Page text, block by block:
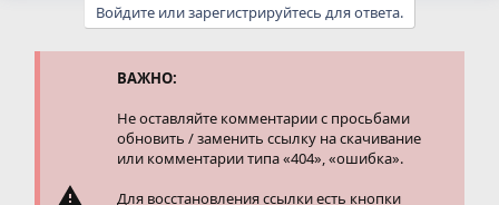
Войдите или зарегистрируйтесь для ответа.
ВАЖНО:
Не оставляйте комментарии с просьбами
обновить / заменить ссылку на скачивание
или комментарии типа «404», «ошибка».
Для восстановления ссылки есть кнопки